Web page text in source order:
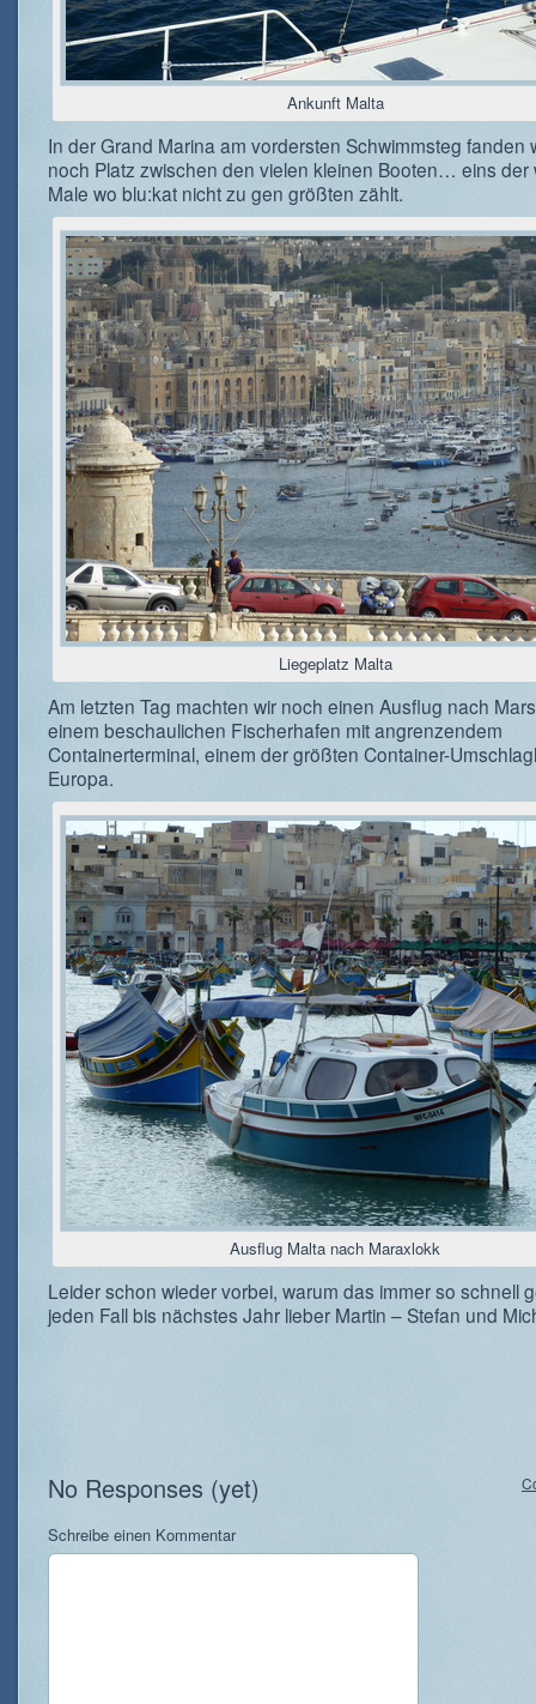
Ankunft Malta
In der Grand Marina am vordersten Schwimmsteg fanden
noch Platz zwischen den vielen kleinen Booten… eins der
Male wo blu:kat nicht zu gen größten zählt.
Liegeplatz Malta
Am letzten Tag machten wir noch einen Ausflug nach
einem beschaulichen Fischerhafen mit angrenzendem
Containerterminal, einem der größten Container-
Europa.
Ausflug Malta nach Maraxlokk
Leider schon wieder vorbei, warum das immer so schnell
jeden Fall bis nächstes Jahr lieber Martin – Stefan und
No Responses (yet)
Schreibe einen Kommentar